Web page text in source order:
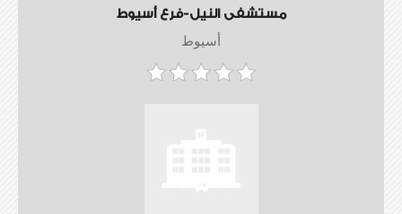
مستشفى النيل-فرع أسيوط
أسيوط